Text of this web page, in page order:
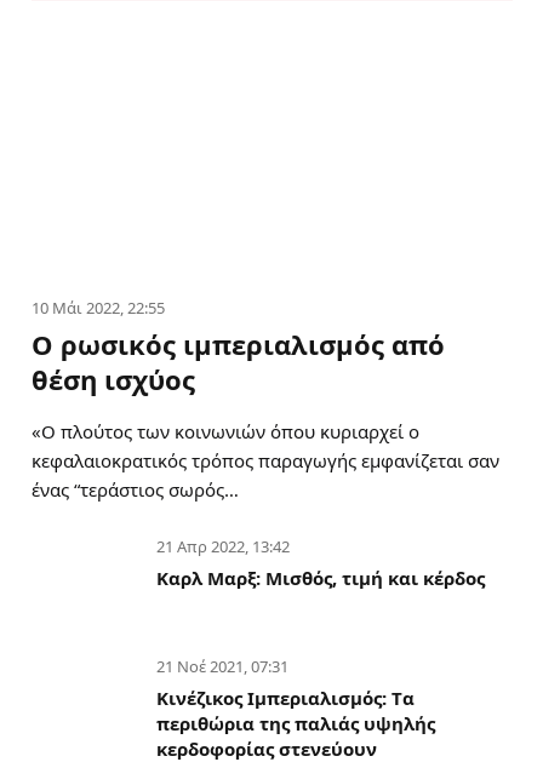
10 Μάι 2022, 22:55
Ο ρωσικός ιμπεριαλισμός από
θέση ισχύος
«Ο πλούτος των κοινωνιών όπου κυριαρχεί ο
κεφαλαιοκρατικός τρόπος παραγωγής εμφανίζεται σαν
ένας “τεράστιος σωρός…
21 Απρ 2022, 13:42
Καρλ Μαρξ: Μισθός, τιμή και κέρδος
21 Νοέ 2021, 07:31
Κινέζικος Ιμπεριαλισμός: Tα
περιθώρια της παλιάς υψηλής
κερδοφορίας στενεύουν